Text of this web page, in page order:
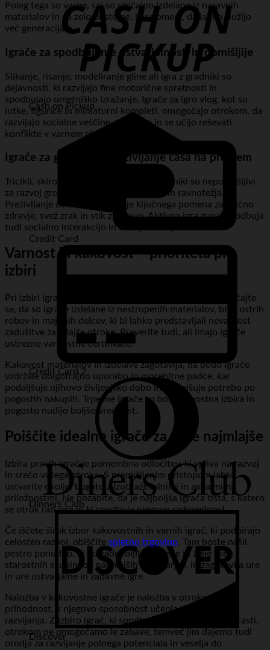
Cash on Pickup
Credit Card
Credit Card 2
Dinners Club
Discover
Poleg tega so varne, saj so običajno izdelane iz naravnih
materialov in so zelo obstojne, kar pomeni, da lahko služijo
več generacijam.
Igrače za spodbujanje ustvarjalnosti in domišljije
Slikanje, risanje, modeliranje gline ali igra z gradniki so
dejavnosti, ki razvijajo fine motorične spretnosti in
spodbujajo umetniško izražanje. Igrače za igro vlog, kot so
lutke, figurice in miniaturni kompleti, omogočajo otrokom, da
razvijajo socialne veščine, empatijo in se učijo reševati
konflikte v varnem okolju.
Igrače za gibanje in preživljanje časa na prostem
Tricikli, skiroji, žoge, gugalnice in peskovniki so nepogrešljivi
za razvoj grobe motorike, koordinacije in ravnotežja.
Preživljanje časa na prostem je ključnega pomena za fizično
zdravje, svež zrak in stik z naravo. Aktivna igra zunaj spodbuja
tudi socialno interakcijo in učenje v skupini.
Varnost in kakovost – prioriteta pri
izbiri
Pri izbiri igrač je varnost vedno na prvem mestu. Prepričajte
se, da so igrače izdelane iz nestrupenih materialov, brez ostrih
robov in majhnih delcev, ki bi lahko predstavljali nevarnost
zadušitve za mlajše otroke. Preverite tudi, ali imajo igrače
ustrezne varnostne certifikate.
Kakovost materialov in izdelave zagotavlja, da bodo igrače
vzdržale dolgotrajno uporabo in morebitne padce, kar
podaljšuje njihovo življenjsko dobo in zmanjšuje potrebo po
pogostih nakupih. Trpežne igrače so bolj trajnostna izbira in
pogosto nudijo boljšo vrednost.
Poiščite idealne igrače za vaše najmlajše
Izbira pravih igrač je pomembna odločitev, ki vpliva na razvoj
in srečo vašega otroka. S premišljenim pristopom lahko
ustvarite okolje, bogato z izobraževalnimi in zabavnimi
priložnostmi. Ne pozabite, da je najboljša igrača tista, s katero
se otrok rad igra in ki spodbuja njegovo radovednost.
Če iščete širok izbor kakovostnih in varnih igrač, ki podpirajo
celosten razvoj, obiščite spletno trgovino. Tam boste našli
pestro ponudbo, ki bo zadovoljila potrebe in želje vseh
starostnih skupin, od najmlajših do šolarjev, in zagotovila ure
in ure ustvarjalne in zabavne igre.
Naložba v kakovostne igrače je naložba v otrokovo
prihodnost, v njegovo sposobnost učenja, ustvarjanja in
razvijanja. Z izbiro igrač, ki spodbujajo različne aspekte rasti,
otrokom ne omogočamo le zabave, temveč jim dajemo tudi
orodja za razvijanje polnega potenciala in veselja do